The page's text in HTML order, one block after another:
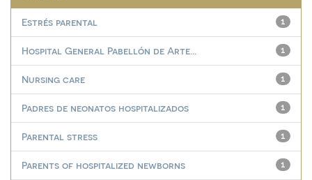
1
Estrés parental
1
Hospital General Pabellón de Arte...
1
Nursing care
1
Padres de neonatos hospitalizados
1
Parental stress
1
Parents of hospitalized newborns